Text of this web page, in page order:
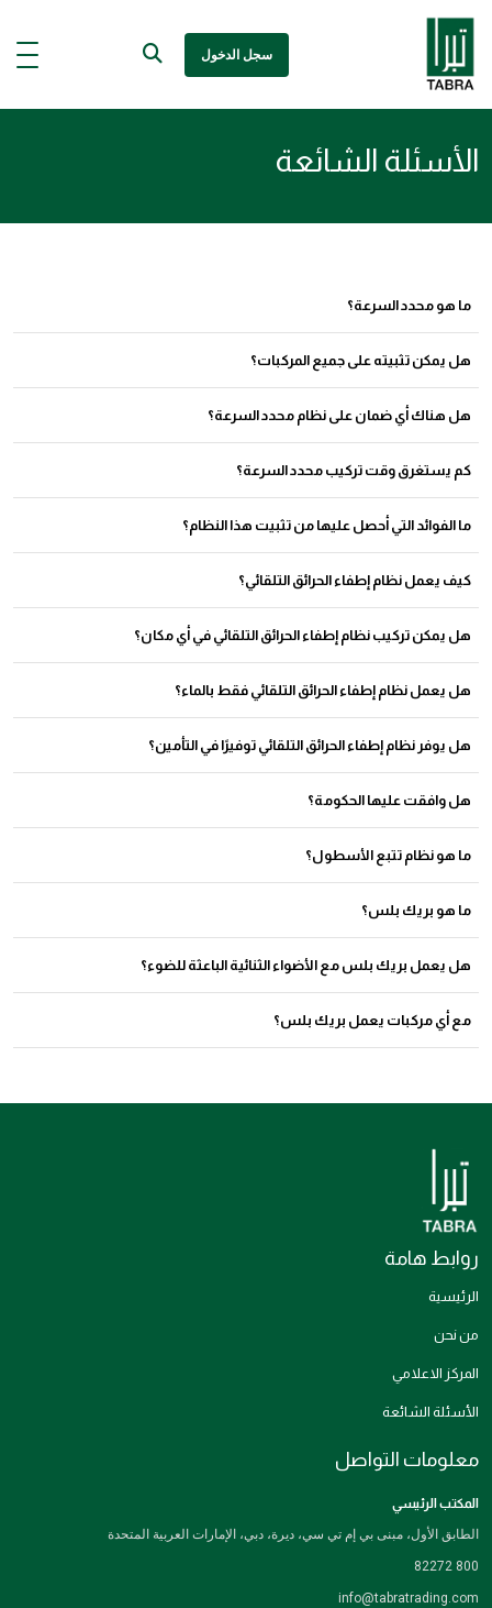
سجل الدخول
الأسئلة الشائعة
ما هو محدد السرعة؟
لتحديد السرعة القصوى التي يمكنها السفر بها. تم تصميمه لتعزيز السلامة عن طريق منع
هل يمكن تثبيته على جميع المركبات؟
ويمكن ضبط السرعة حسب متطلبات العميل
هل هناك أي ضمان على نظام محدد السرعة؟
كم يستغرق وقت تركيب محدد السرعة؟
ما الفوائد التي أحصل عليها من تثبيت هذا النظام؟
كيف يعمل نظام إطفاء الحرائق التلقائي؟
الغازات الخاملة. عندما يتم رصد الحريق، يتم تنشيط النظام ليقوم بإطلاق المادة المخمدة
هل يمكن تركيب نظام إطفاء الحرائق التلقائي في أي مكان؟
والمنشآت اللوجستية والمباني السكنية وغيرها. تعتمد الحاجة لتركيبه على خصائص
هل يعمل نظام إطفاء الحرائق التلقائي فقط بالماء؟
الحريق. يتم اختيار نوع المادة المخمدة وفقًا للمخاطر والاحتياجات الخاصة بالموقع
هل يوفر نظام إطفاء الحرائق التلقائي توفيرًا في التأمين؟
التأمين. حيث يعتبر توفير الحماية الكاف.
هل وافقت عليها الحكومة؟
ما هو نظام تتبع الأسطول؟
أساطيلها من السيارات بفعالية.
ما هو بريك بلس؟
مرة يضغط فيها السائق على دواسة الفرامل، سيتسبب بريك بلس في وميض اللمبة
السائقين الذين يتابعون السيارة بأنها ستتوقف، ووفقًا لمؤسسة السلامة على الطرق
السريعة الوطنية، يمكن أن يقلل الضوء الثالث المتذبذب من خطر تعرض السيارة
هل يعمل بريك بلس مع الأضواء الثنائية الباعثة للضوء؟
التقليدية.
مع أي مركبات يعمل بريك بلس؟
روابط هامة
الرئيسية
من نحن
المركز الاعلامي
الأسئلة الشائعة
معلومات التواصل
المكتب الرئيسي
الطابق الأول، مبنى بي إم تي سي، ديرة، دبي، الإمارات العربية المتحدة
800 82272
info@tabratrading.com